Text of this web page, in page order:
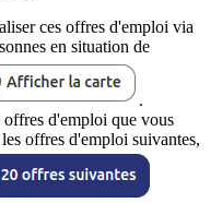
ces offres d'emploi via
en situation de
.
d'emploi que vous
offres d'emploi suivantes,